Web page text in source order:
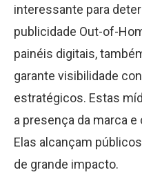
interessante para
publicidade Out-of-
painéis digitais,
garante visibilidade
estratégicos. Estas
a presença da marca
Elas alcançam
de grande impacto.